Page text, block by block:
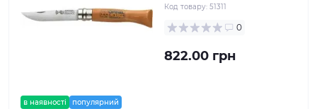
в наявності популярний
Код товару: 51311
0
822.00 грн